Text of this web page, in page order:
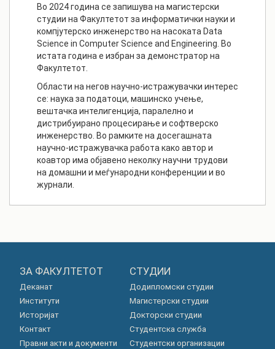
Во 2024 година се запишува на магистерски
студии на Факултетот за информатички науки и
компјутерско инженерство на насоката Data
Science in Computer Science and Engineering. Во
истата година е избран за демонстратор на
Факултетот.
Области на негов научно-истражувачки интерес
се: наука за податоци, машинско учење,
вештачка интелигенција, паралелно и
дистрибуирано процесирање и софтверско
инженерство. Во рамките на досегашната
научно-истражувачка работа како автор и
коавтор има објавено неколку научни трудови
на домашни и меѓународни конференции и во
журнали.
ЗА ФАКУЛТЕТОТ
Деканат
Институти
Историјат
Контакт
Правни акти и документи
СТУДИИ
Додипломски студии
Магистерски студии
Докторски студии
Студентска служба
Студентски организации